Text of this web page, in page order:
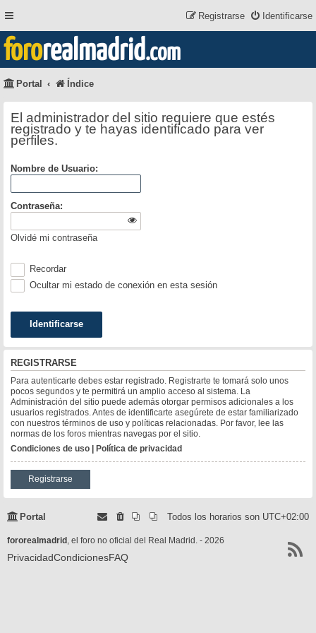
Identificarse
Registrarse
fororealmadrid.com
Portal Índice
El administrador del sitio requiere que estés
registrado y te hayas identificado para ver
perfiles.
Nombre de Usuario:
Contraseña:
Olvidé mi contraseña
Recordar
Ocultar mi estado de conexión en esta sesión
REGISTRARSE
Para autenticarte debes estar registrado. Registrarte te tomará solo unos
pocos segundos y te permitirá un amplio acceso al sistema. La
Administración del sitio puede además otorgar permisos adicionales a los
usuarios registrados. Antes de identificarte asegúrete de estar familiarizado
con nuestros términos de uso y políticas relacionadas. Por favor, lee las
normas de los foros mientras navegas por el sitio.
Condiciones de uso | Política de privacidad
Registrarse
Portal Todos los horarios son UTC+02:00
fororealmadrid , el foro no oficial del Real Madrid. - 2026
PrivacidadCondicionesFAQ